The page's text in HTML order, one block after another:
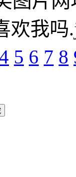
欢我吗
5 6 7 8